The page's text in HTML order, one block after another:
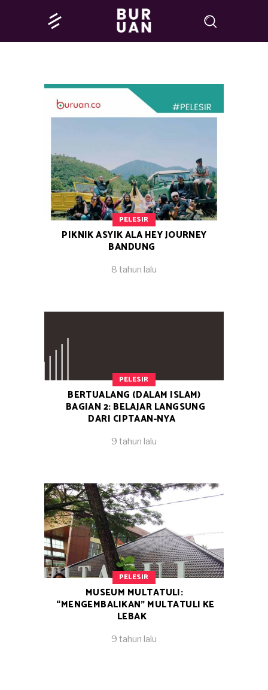
PELESIR
PIKNIK ASYIK ALA HEY JOURNEY
BANDUNG
8 tahun lalu
PELESIR
BERTUALANG (DALAM ISLAM)
BAGIAN 2: BELAJAR LANGSUNG
DARI CIPTAAN-NYA
9 tahun lalu
PELESIR
MUSEUM MULTATULI:
“MENGEMBALIKAN” MULTATULI KE
LEBAK
9 tahun lalu